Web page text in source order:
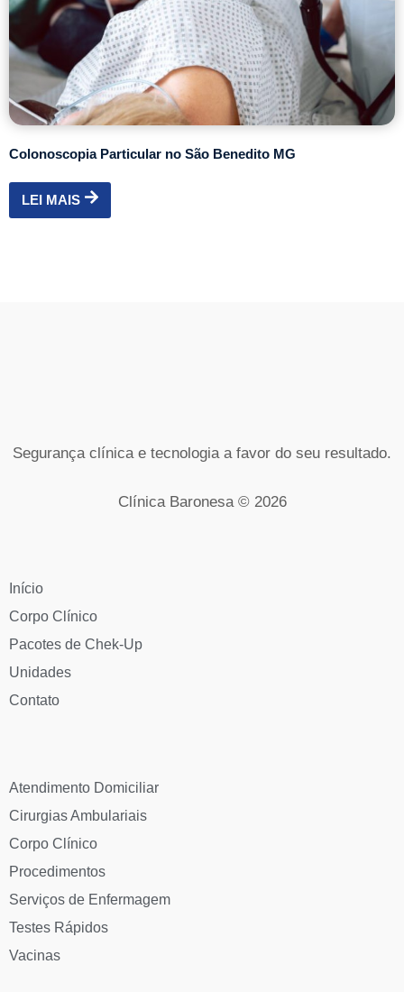
Colonoscopia Particular no São Benedito MG
LEI MAIS
Segurança clínica e tecnologia a favor do seu resultado.
Clínica Baronesa © 2026
Início
Corpo Clínico
Pacotes de Chek-Up
Unidades
Contato
Atendimento Domiciliar
Cirurgias Ambulariais
Corpo Clínico
Procedimentos
Serviços de Enfermagem
Testes Rápidos
Vacinas